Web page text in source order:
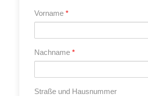
Vorname *
Nachname *
Straße und Hausnummer
schön angenehm warm. Wir lassen